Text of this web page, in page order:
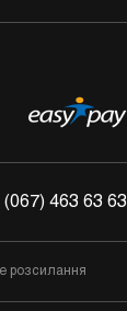
(067) 463 63 63